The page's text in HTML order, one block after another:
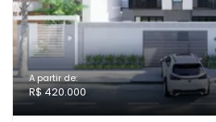
A partir de:
R$ 420.000